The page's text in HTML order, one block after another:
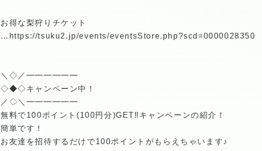
お得な梨狩りチケット
… https://tsuku2.jp/events/eventsStore.php?scd=0000028350
＼◇／━━━━━━
◇◆◇キャンペーン中！
／◇＼━━━━━━
無料で100ポイント(100円分)GET‼︎キャンペーンの紹介！
簡単です！
お友達を招待するだけで100ポイントがもらえちゃいます♪